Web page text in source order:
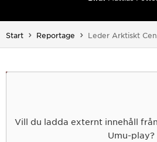
Start Reportage Du är här:
Leder Arktiskt
Vill du ladda externt innehåll
Umu-play?